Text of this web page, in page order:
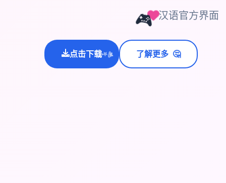
🎮
汉语官方界面
点击下载
✨⭐💫 了解更多 🤔